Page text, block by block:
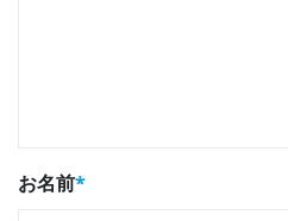
お名前*